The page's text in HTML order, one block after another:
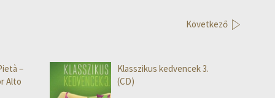
Következő
–
Alto
Klasszikus kedvencek 3.
(CD)